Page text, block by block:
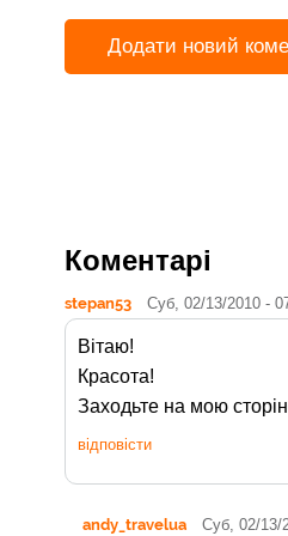
Додати новий
Коментарі
stepan53 Суб, 02/13/2010 -
Вітаю!
Красота!
Заходьте на мою
відповісти
andy_travelua Суб, 02/13/